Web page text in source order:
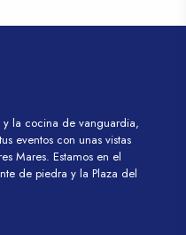
y la cocina de vanguardia,
eventos con unas vistas
Mares. Estamos en el
de piedra y la Plaza del